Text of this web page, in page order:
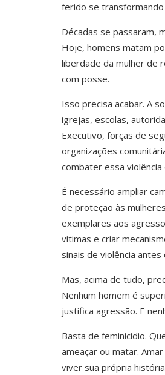
ferido se transformando
Décadas se passaram,
Hoje, homens matam
liberdade da mulher de
com posse.
Isso precisa acabar. A
igrejas, escolas,
Executivo, forças de
organizações
combater essa
É necessário ampliar
de proteção às
exemplares aos
vítimas e criar
sinais de violência
Mas, acima de tudo,
Nenhum homem é
justifica agressão. E
Basta de feminicídio.
ameaçar ou matar.
viver sua própria